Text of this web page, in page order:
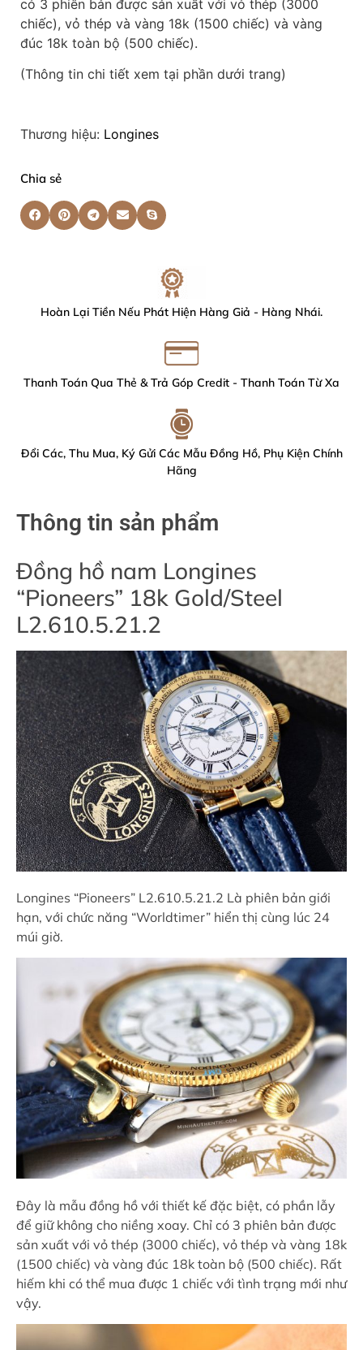
có 3 phiên bản được sản xuất với vỏ thép (3000
chiếc), vỏ thép và vàng 18k (1500 chiếc) và vàng
đúc 18k toàn bộ (500 chiếc).
(Thông tin chi tiết xem tại phần dưới trang)
Thương hiệu: Longines
Chia sẻ
Hoàn Lại Tiền Nếu Phát Hiện Hàng Giả - Hàng Nhái.
Thanh Toán Qua Thẻ & Trả Góp Credit - Thanh Toán Từ Xa
Đổi Các, Thu Mua, Ký Gửi Các Mẫu Đồng Hồ, Phụ Kiện Chính
Hãng
Thông tin sản phẩm
Đồng hồ nam Longines
“Pioneers” 18k Gold/Steel
L2.610.5.21.2
Longines “Pioneers” L2.610.5.21.2 Là phiên bản giới
hạn, với chức năng “Worldtimer” hiển thị cùng lúc 24
múi giờ.
Đây là mẫu đồng hồ với thiết kế đặc biệt, có phần lẫy
để giữ không cho niềng xoay. Chỉ có 3 phiên bản được
sản xuất với vỏ thép (3000 chiếc), vỏ thép và vàng 18k
(1500 chiếc) và vàng đúc 18k toàn bộ (500 chiếc). Rất
hiếm khi có thể mua được 1 chiếc với tình trạng mới như
vậy.